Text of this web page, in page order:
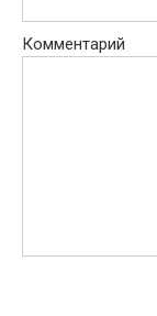
Комментарий